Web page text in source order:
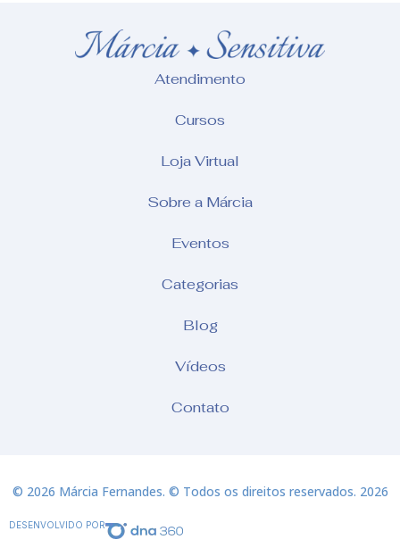
Atendimento
Cursos
Loja Virtual
Sobre a Márcia
Eventos
Categorias
Blog
Vídeos
Contato
© 2026 Márcia Fernandes. © Todos os direitos reservados. 2026
DESENVOLVIDO POR